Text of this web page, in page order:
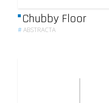
Chubby Floor
#ABSTRACTA